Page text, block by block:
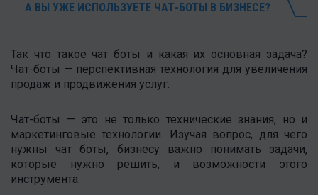
А ВЫ УЖЕ ИСПОЛЬЗУЕТЕ ЧАТ-БОТЫ В БИЗНЕСЕ?
Так что такое чат боты и какая их основная задача?
Чат-боты — перспективная технология для увеличения
продаж и продвижения услуг.
Чат-боты — это не только технические знания, но и
маркетинговые технологии. Изучая вопрос, для чего
нужны чат боты, бизнесу важно понимать задачи,
которые нужно решить, и возможности этого
инструмента.